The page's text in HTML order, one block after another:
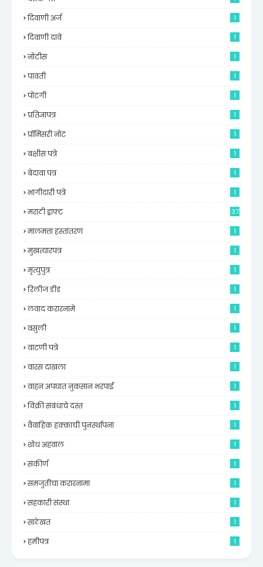
दिवाणी अर्ज 1
दिवाणी दावे 1
नोटीस 1
पावती 1
पोटगी 1
प्रतिज्ञापत्र 1
प्रॉमिसरी नोट 1
बक्षीस पत्रे 1
बेदावा पत्र 1
भागीदारी पत्रे 1
मराठी ड्राफ्ट 37
मालमत्ता हस्तांतरण 1
मुखत्यारपत्र 1
मृत्युपुत्र 1
रिलीज डीड 1
लवाद करारनामे 1
वसुली 1
वाटणी पत्रे 1
वारस दाखला 1
वाहन अपघात नुकसान भरपाई 1
विक्री संबंधाचे दस्त 1
वैवाहिक हक्काची पुनर्स्थापना 1
शोध अहवाल 1
संकीर्ण 1
समजुतीचा करारनामा 1
सहकारी संस्था 1
साठेखत 1
हमीपत्र 1